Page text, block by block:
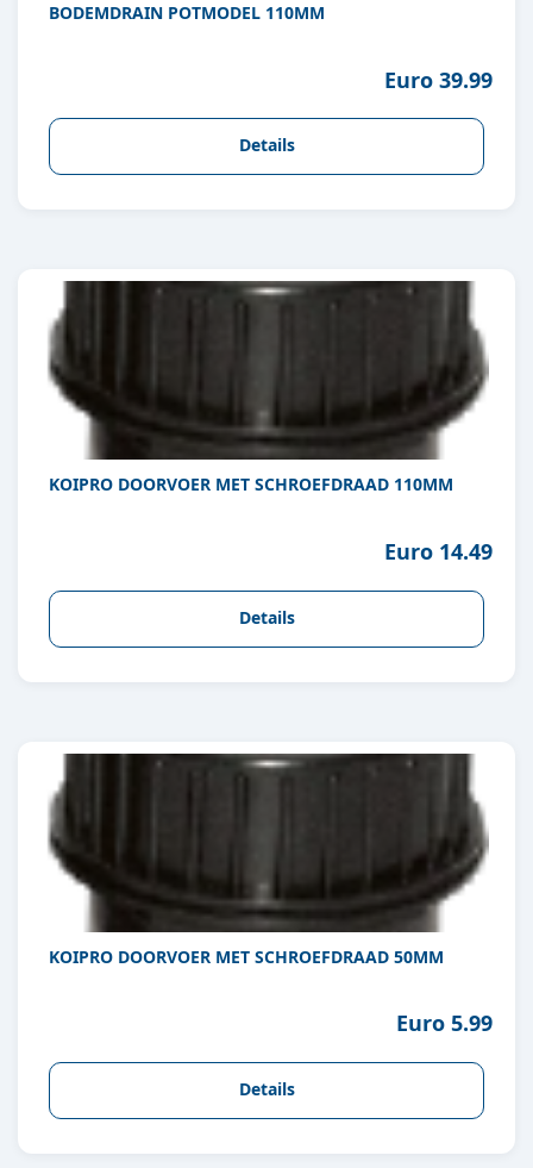
BODEMDRAIN POTMODEL 110MM
Euro 39.99
Details
KOIPRO DOORVOER MET SCHROEFDRAAD 110MM
Euro 14.49
Details
KOIPRO DOORVOER MET SCHROEFDRAAD 50MM
Euro 5.99
Details